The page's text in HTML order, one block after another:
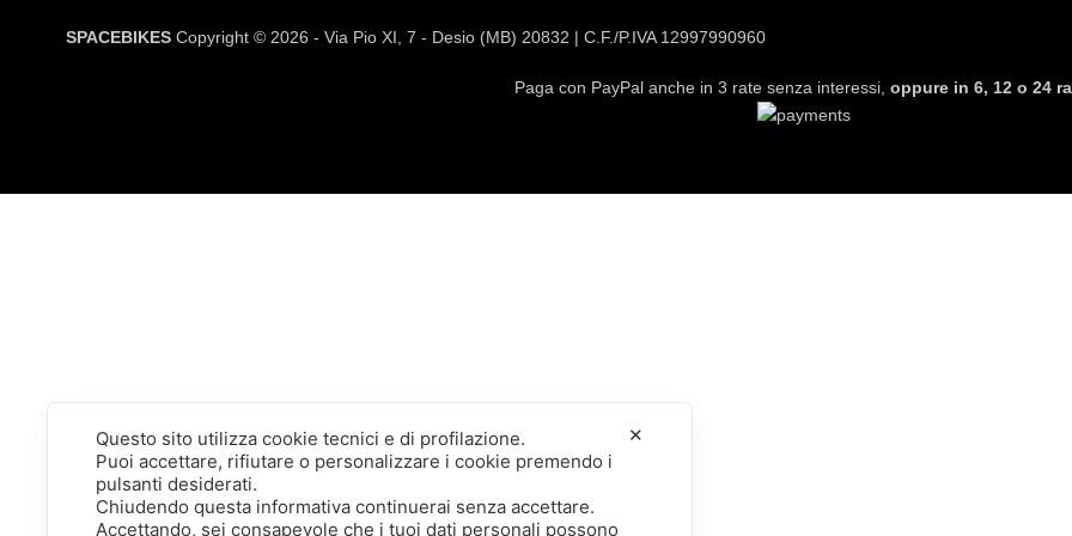
SPACEBIKES Copyright © 2026 - Via Pio XI, 7 - Desio (MB) 20832 | C.F./P.IVA 12997990960
Paga con PayPal anche in 3 rate senza interessi, oppure in 6, 12 o 24
✕
Questo sito utilizza cookie tecnici e di profilazione.
Puoi accettare, rifiutare o personalizzare i cookie premendo i
pulsanti desiderati.
Chiudendo questa informativa continuerai senza accettare.
Accettando, sei consapevole che i tuoi dati personali possono